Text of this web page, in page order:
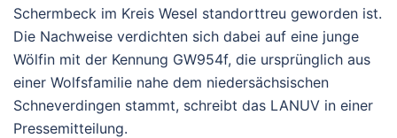
Schermbeck im Kreis Wesel standorttreu geworden ist.
Die Nachweise verdichten sich dabei auf eine junge
Wölfin mit der Kennung GW954f, die ursprünglich aus
einer Wolfsfamilie nahe dem niedersächsischen
Schneverdingen stammt, schreibt das LANUV in einer
Pressemitteilung.